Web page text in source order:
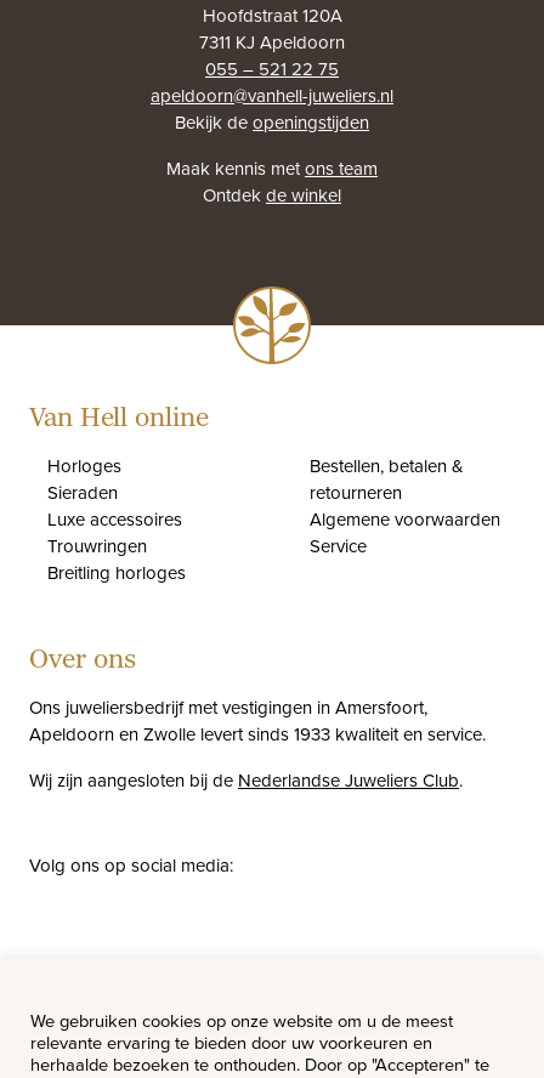
Hoofdstraat 120A
7311 KJ Apeldoorn
055 – 521 22 75
apeldoorn@vanhell-juweliers.nl
Bekijk deopeningstijden
Maak kennis metons team
Ontdekde winkel
Van Hell online
Horloges
Sieraden
Luxe accessoires
Trouwringen
Breitling horloges
Bestellen, betalen &
retourneren
Algemene voorwaarden
Service
Over ons
Ons juweliersbedrijf met vestigingen in Amersfoort,
Apeldoorn en Zwolle levert sinds 1933 kwaliteit en service.
Wij zijn aangesloten bij de Nederlandse Juweliers Club.
Volg ons op social media:
Vacatures
We gebruiken cookies op onze website om u de meest
relevante ervaring te bieden door uw voorkeuren en
herhaalde bezoeken te onthouden. Door op "Accepteren" te